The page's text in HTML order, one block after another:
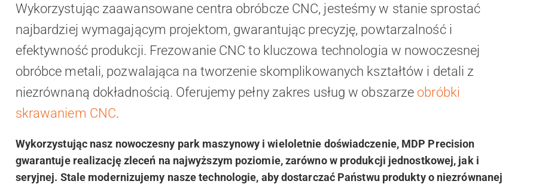
Wykorzystując zaawansowane centra obróbcze CNC, jesteśmy w stanie sprostać
najbardziej wymagającym projektom, gwarantując precyzję, powtarzalność i
efektywność produkcji. Frezowanie CNC to kluczowa technologia w nowoczesnej
obróbce metali, pozwalająca na tworzenie skomplikowanych kształtów i detali z
niezrównaną dokładnością. Oferujemy pełny zakres usług w obszarze obróbki
skrawaniem CNC.
Wykorzystując nasz nowoczesny park maszynowy i wieloletnie doświadczenie, MDP Precision
gwarantuje realizację zleceń na najwyższym poziomie, zarówno w produkcji jednostkowej, jak i
seryjnej. Stale modernizujemy nasze technologie, aby dostarczać Państwu produkty o niezrównanej